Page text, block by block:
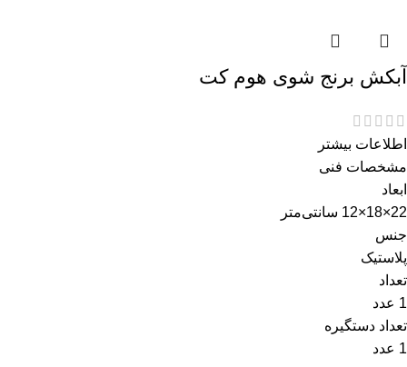
آبکش برنج شوی هوم کت
اطلاعات بیشتر
مشخصات فنی
ابعاد
22×18×12 سانتی‌متر
جنس
پلاستیک
تعداد
1 عدد
تعداد دستگیره
1 عدد